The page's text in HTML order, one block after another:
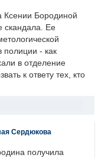
Ксении Бородиной
скандала. Ее
полиции - как
в отделение
к ответу тех, кто
Сердюкова
получила